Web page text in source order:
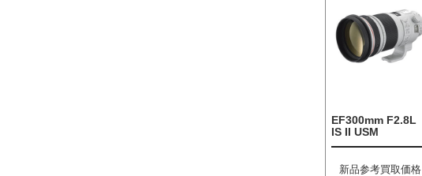
EF300mm F2.8L
IS II USM
新品参考買取価格